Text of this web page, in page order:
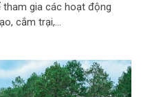
gia các hoạt động
cắm trại,...